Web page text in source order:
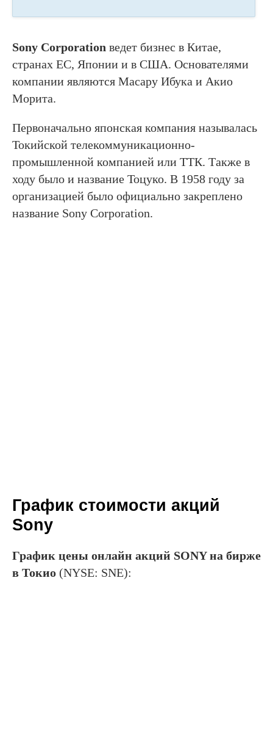
Sony Corporation ведет бизнес в Китае,
странах ЕС, Японии и в США. Основателями
компании являются Масару Ибука и Акио
Морита.
Первоначально японская компания называлась
Токийской телекоммуникационно-
промышленной компанией или ТТК. Также в
ходу было и название Тоцуко. В 1958 году за
организацией было официально закреплено
название Sony Corporation.
График стоимости акций
Sony
График цены онлайн акций SONY на бирже
в Токио (NYSE: SNE):